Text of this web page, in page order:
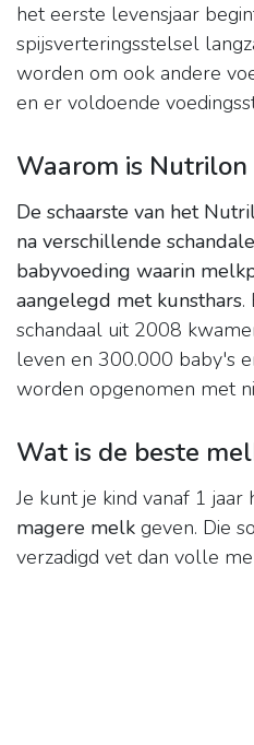
het eerste levensjaar
spijsverteringsstelsel
worden om ook andere
en er voldoende
Waarom is Nutrilon
De schaarste van het
na verschillende
babyvoeding waarin
aangelegd met kunsthars.
schandaal uit 2008
leven en 300.000 baby's
worden opgenomen met
Wat is de beste
Je kunt je kind vanaf 1 jaar
magere melk geven. Die
verzadigd vet dan volle